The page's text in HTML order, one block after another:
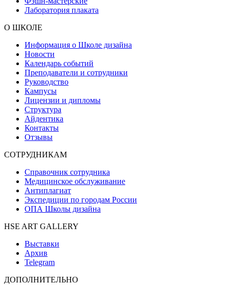
Лаборатория плаката
О ШКОЛЕ
Информация о Школе дизайна
Новости
Календарь событий
Преподаватели и сотрудники
Руководство
Кампусы
Лицензии и дипломы
Структура
Айдентика
Контакты
Отзывы
СОТРУДНИКАМ
Справочник сотрудника
Медицинское обслуживание
Антиплагиат
Экспедиции по городам России
ОПА Школы дизайна
HSE ART GALLERY
Выставки
Архив
Telegram
ДОПОЛНИТЕЛЬНО